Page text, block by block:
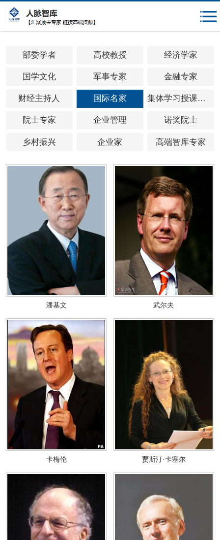
{$mheadqian}
部委学者 高校教授 经济学家
国学文化 军事专家 金融专家
财经主持人 国际名家 集体学习授课专家
院士专家 企业管理 诺奖院士
乡村振兴 企业家 高端智库专家
潘基文 武尔夫
卡梅伦 贾斯汀·卡塞尔